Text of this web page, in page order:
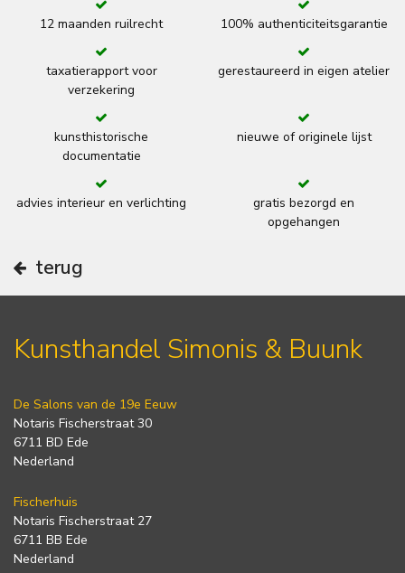
12 maanden ruilrecht 100% authenticiteitsgarantie
taxatierapport voor
verzekering
gerestaureerd in eigen atelier
kunsthistorische
documentatie
nieuwe of originele lijst
advies interieur en verlichting
gratis bezorgd en
opgehangen
terug
Kunsthandel Simonis & Buunk
De Salons van de 19e Eeuw
Notaris Fischerstraat 30
6711 BD Ede
Nederland
Fischerhuis
Notaris Fischerstraat 27
6711 BB Ede
Nederland